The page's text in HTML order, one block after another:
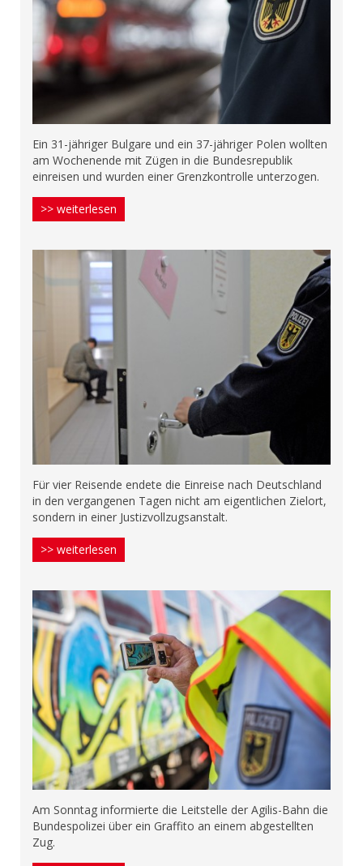
Ein 31-jähriger Bulgare und ein 37-jähriger Polen wollten
am Wochenende mit Zügen in die Bundesrepublik
einreisen und wurden einer Grenzkontrolle unterzogen.
>> weiterlesen
Für vier Reisende endete die Einreise nach Deutschland
in den vergangenen Tagen nicht am eigentlichen Zielort,
sondern in einer Justizvollzugsanstalt.
>> weiterlesen
Am Sonntag informierte die Leitstelle der Agilis-Bahn die
Bundespolizei über ein Graffito an einem abgestellten
Zug.